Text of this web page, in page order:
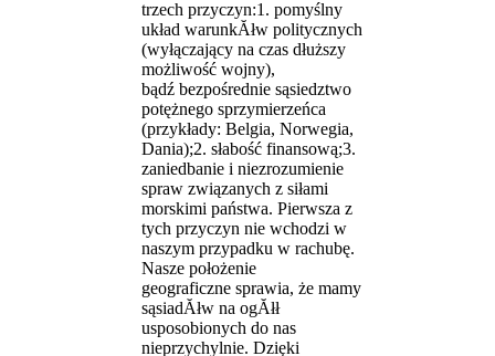
trzech przyczyn:1. pomyślny
układ warunkĂłw politycznych
(wyłączający na czas dłuższy
możliwość wojny),
bądź bezpośrednie sąsiedztwo
potężnego sprzymierzeńca
(przykłady: Belgia, Norwegia,
Dania);2. słabość finansową;3.
zaniedbanie i niezrozumienie
spraw związanych z siłami
morskimi państwa. Pierwsza z
tych przyczyn nie wchodzi w
naszym przypadku w rachubę.
Nasze położenie
geograficzne sprawia, że mamy
sąsiadĂłw na ogĂłł
usposobionych do nas
nieprzychylnie. Dzięki